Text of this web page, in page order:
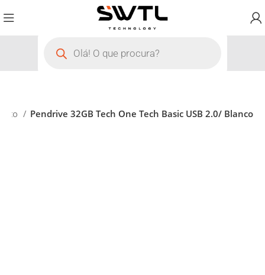
Pendrive 32GB Tech One Tech Basic USB 2.0/ Blanco